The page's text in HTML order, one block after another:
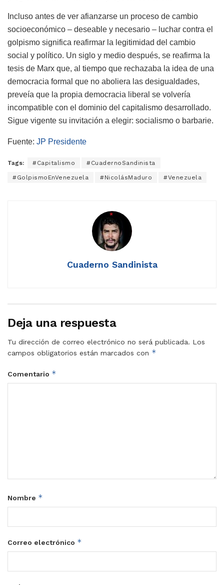
Incluso antes de ver afianzarse un proceso de cambio
socioeconómico – deseable y necesario – luchar contra el
golpismo significa reafirmar la legitimidad del cambio
social y político. Un siglo y medio después, se reafirma la
tesis de Marx que, al tiempo que rechazaba la idea de una
democracia formal que no aboliera las desigualdades,
preveía que la propia democracia liberal se volvería
incompatible con el dominio del capitalismo desarrollado.
Sigue vigente su invitación a elegir: socialismo o barbarie.
Fuente: JP Presidente
Tags: #Capitalismo #CuadernoSandinista
#GolpismoEnVenezuela #NicolásMaduro #Venezuela
Cuaderno Sandinista
Deja una respuesta
Tu dirección de correo electrónico no será publicada. Los
campos obligatorios están marcados con *
Comentario *
Nombre *
Correo electrónico *